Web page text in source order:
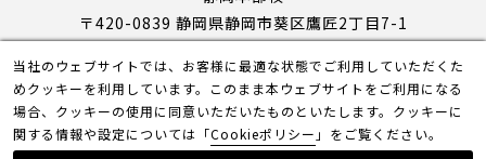
〒420-0839 静岡県静岡市葵区鷹匠2丁目7-1
当社のウェブサイトでは、お客様に最適な状態でご利用していただくた
めクッキーを利用しています。このまま本ウェブサイトをご利用になる
場合、クッキーの使用に同意いただいたものといたします。クッキーに
関する情報や設定については「Cookieポリシー 」をご覧ください。